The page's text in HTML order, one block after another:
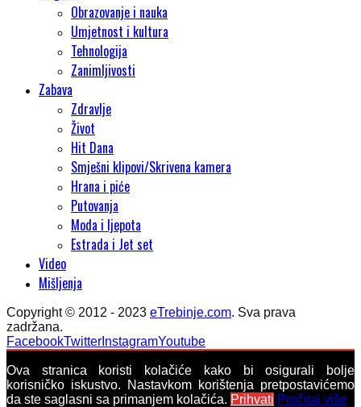
Obrazovanje i nauka
Umjetnost i kultura
Tehnologija
Zanimljivosti
Zabava
Zdravlje
Život
Hit Dana
Smješni klipovi/Skrivena kamera
Hrana i piće
Putovanja
Moda i ljepota
Estrada i Jet set
Video
Mišljenja
Copyright © 2012 - 2023 eTrebinje.com. Sva prava
zadržana.
FacebookTwitter InstagramYoutube
Ova stranica koristi kolačiće kako bi osigurali bolje
korisničko iskustvo. Nastavkom korištenja pretpostavićemo
da ste saglasni sa primanjem kolačića. Prihvati Pročitaj više